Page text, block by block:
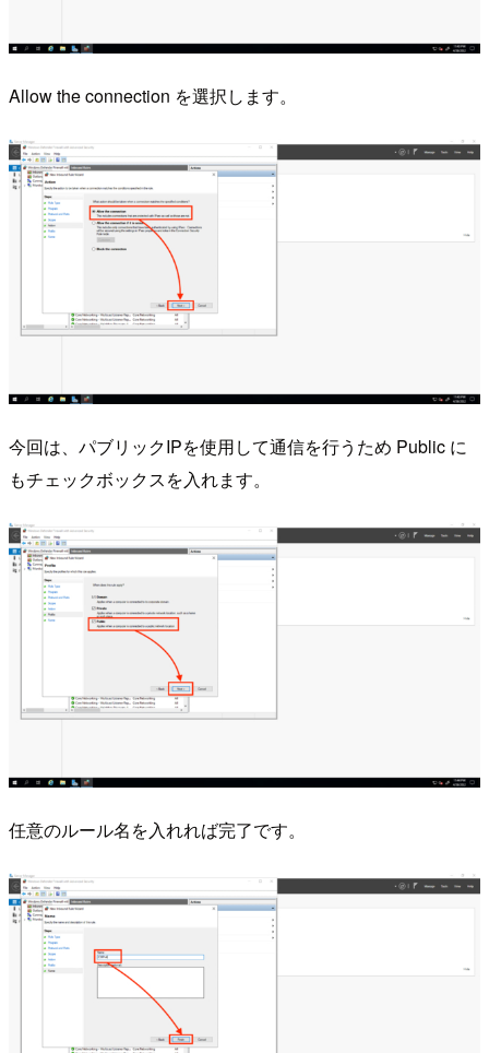
Allow the connection を選択します。
今回は、パブリックIPを使用して通信を行うため Public に
もチェックボックスを入れます。
任意のルール名を入れれば完了です。